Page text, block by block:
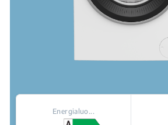
Energialuo...